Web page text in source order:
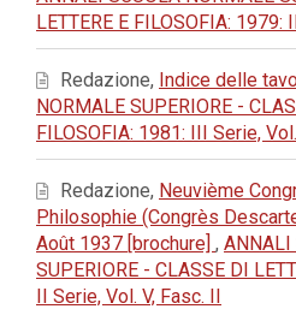
LETTERE E FILOSOFIA:
Redazione, Indice delle
NORMALE SUPERIORE -
FILOSOFIA: 1981: III Serie,
Redazione, Neuvième
Philosophie (Congrès
Août 1937 [brochure] , ANNALI
SUPERIORE - CLASSE DI
II Serie, Vol. V, Fasc. II